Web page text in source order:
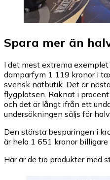
Spara mer än
I det mest extrema
damparfym 1 119 kronor i
svensk nätbutik. Det är
flygplatsen. Räknat i
och det är långt ifrån ett
undersökningen säljs för
Den största besparingen i
är hela 1 651 kronor
Här är de tio produkter med